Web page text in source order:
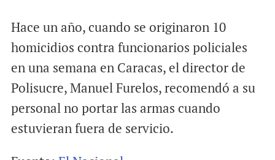
Hace un año, cuando se originaron 10
homicidios contra funcionarios policiales
en una semana en Caracas, el director de
Polisucre, Manuel Furelos, recomendó a su
personal no portar las armas cuando
estuvieran fuera de servicio.